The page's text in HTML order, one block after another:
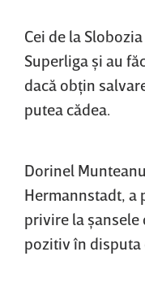
Cei de la
Superliga şi au
dacă obţin
putea cădea.
Dorinel
Hermannstadt, a
privire la
pozitiv în disputa